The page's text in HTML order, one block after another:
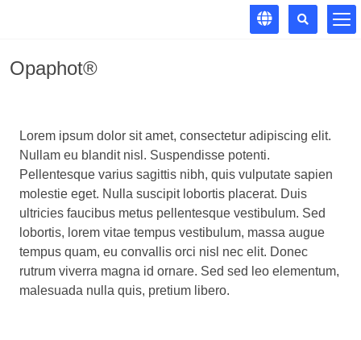
Opaphot®
Lorem ipsum dolor sit amet, consectetur adipiscing elit.
Nullam eu blandit nisl. Suspendisse potenti.
Pellentesque varius sagittis nibh, quis vulputate sapien
molestie eget. Nulla suscipit lobortis placerat. Duis
ultricies faucibus metus pellentesque vestibulum. Sed
lobortis, lorem vitae tempus vestibulum, massa augue
tempus quam, eu convallis orci nisl nec elit. Donec
rutrum viverra magna id ornare. Sed sed leo elementum,
malesuada nulla quis, pretium libero.